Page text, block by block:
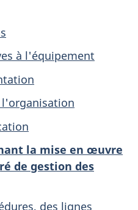
à l'équipement
l'organisation
la mise en œuvre
de gestion des
des lignes